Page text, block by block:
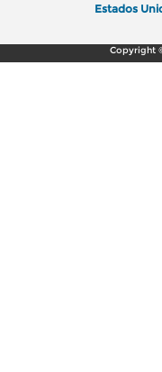
Estados
Copyright